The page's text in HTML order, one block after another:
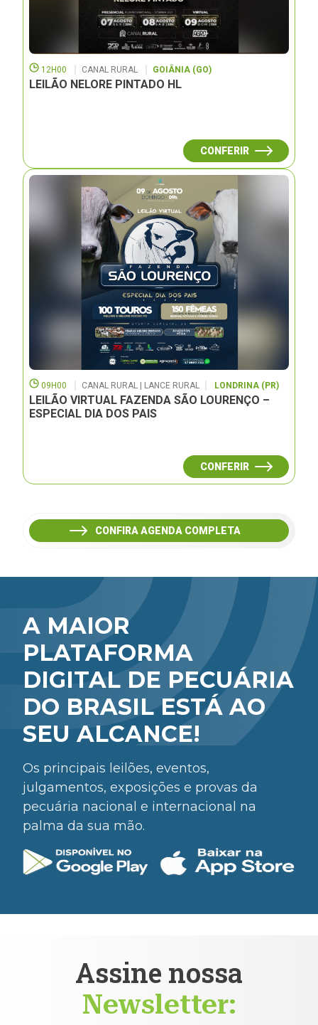
12H00 CANAL RURAL GOIÂNIA (GO)
LEILÃO NELORE PINTADO HL
CONFERIR
09H00 CANAL RURAL | LANCE RURAL LONDRINA (PR)
LEILÃO VIRTUAL FAZENDA SÃO LOURENÇO –
ESPECIAL DIA DOS PAIS
CONFERIR
CONFIRA AGENDA COMPLETA
A MAIOR
PLATAFORMA
DIGITAL DE PECUÁRIA
DO BRASIL ESTÁ AO
SEU ALCANCE!
Os principais leilões, eventos,
julgamentos, exposições e provas da
pecuária nacional e internacional na
palma da sua mão.
Assine nossa
Newsletter: